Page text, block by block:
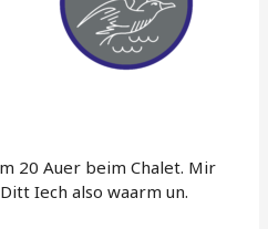
20 Auer beim Chalet. Mir
Iech also waarm un.